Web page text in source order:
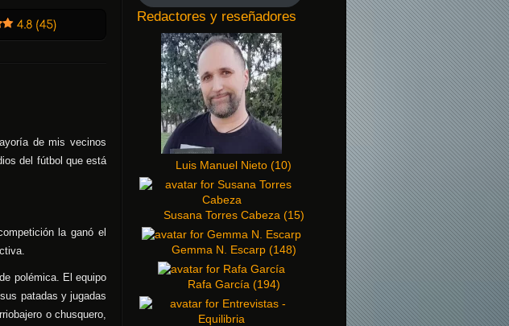
de mis vecinos
del fútbol que está
la ganó el
polémica. El equipo
patadas y jugadas
o chusquero,
Redactores y reseñadores
Luis Manuel Nieto (10)
Susana Torres Cabeza (15)
Gemma N. Escarp (148)
Rafa García (194)